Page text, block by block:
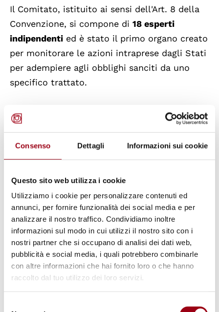
Consenso Dettagli Informazioni sui cookie
Questo sito web utilizza i cookie
Utilizziamo i cookie per personalizzare contenuti ed
annunci, per fornire funzionalità dei social media e per
analizzare il nostro traffico. Condividiamo inoltre
informazioni sul modo in cui utilizzi il nostro sito con i
nostri partner che si occupano di analisi dei dati web,
pubblicità e social media, i quali potrebbero combinarle
con altre informazioni che hai fornito loro o che hanno
raccolto dal tuo utilizzo dei loro servizi.
Il Comitato, istituito ai sensi dell'Art. 8 della
Convenzione, si compone di 18 esperti
indipendenti ed è stato il primo organo creato
per monitorare le azioni intraprese dagli Stati
per adempiere agli obblighi sanciti da uno
specifico trattato.
Il Comitato svolge principalmente le funzioni
diricevere ed esaminare i rapporti periodici
presentati dagli Stati parteriguardanti
state adottate per dare esecuzione alle
disposizioni della Convenzione. Il Comitato
rivolge le proprie preoccupazioni e
raccomandazioni allo Stato parte sotto forma
di "osservazioni conclusive".
Tutti i documenti relativi alla 96^ sessione del